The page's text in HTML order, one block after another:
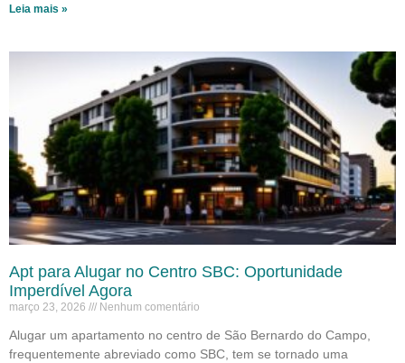
Leia mais »
Apt para Alugar no Centro SBC: Oportunidade
Imperdível Agora
março 23, 2026 Nenhum comentário
Alugar um apartamento no centro de São Bernardo do Campo,
frequentemente abreviado como SBC, tem se tornado uma